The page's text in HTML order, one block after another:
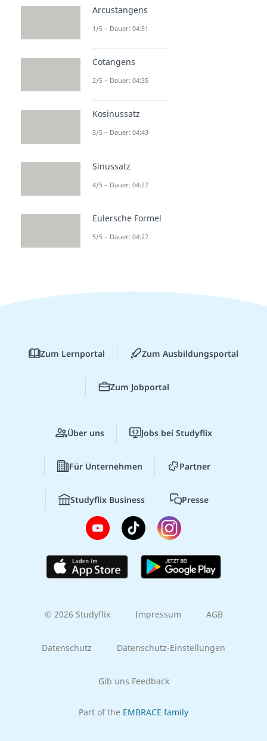
Arcustangens
1/5 – Dauer: 04:51
Cotangens
2/5 – Dauer: 04:35
Kosinussatz
3/5 – Dauer: 04:43
Sinussatz
4/5 – Dauer: 04:27
Eulersche Formel
5/5 – Dauer: 04:27
Zum Lernportal Zum Ausbildungsportal
Zum Jobportal
Über uns Jobs bei Studyflix
Für Unternehmen Partner
Studyflix Business Presse
© 2026 Studyflix Impressum AGB
Datenschutz Datenschutz-Einstellungen
Gib uns Feedback
Part of the EMBRACE family